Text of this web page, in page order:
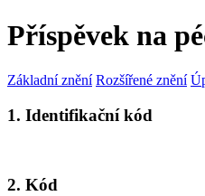
Příspěvek na
Základní znění Rozšířené znění
1. Identifikační kód
2. Kód